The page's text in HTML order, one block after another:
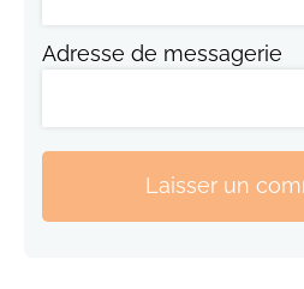
Adresse de messagerie
Laisser un